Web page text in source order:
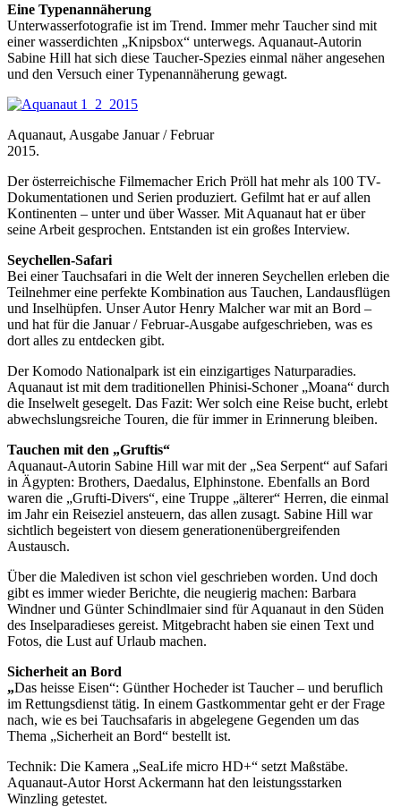
Eine Typenannäherung
Unterwasserfotografie ist im Trend. Immer mehr Taucher sind mit
einer wasserdichten „Knipsbox“ unterwegs. Aquanaut-Autorin
Sabine Hill hat sich diese Taucher-Spezies einmal näher angesehen
und den Versuch einer Typenannäherung gewagt.
Aquanaut, Ausgabe Januar / Februar
2015.
Der österreichische Filmemacher Erich Pröll hat mehr als 100 TV-
Dokumentationen und Serien produziert. Gefilmt hat er auf allen
Kontinenten – unter und über Wasser. Mit Aquanaut hat er über
seine Arbeit gesprochen. Entstanden ist ein großes Interview.
Seychellen-Safari
Bei einer Tauchsafari in die Welt der inneren Seychellen erleben die
Teilnehmer eine perfekte Kombination aus Tauchen, Landausflügen
und Inselhüpfen. Unser Autor Henry Malcher war mit an Bord –
und hat für die Januar / Februar-Ausgabe aufgeschrieben, was es
dort alles zu entdecken gibt.
Der Komodo Nationalpark ist ein einzigartiges Naturparadies.
Aquanaut ist mit dem traditionellen Phinisi-Schoner „Moana“ durch
die Inselwelt gesegelt. Das Fazit: Wer solch eine Reise bucht, erlebt
abwechslungsreiche Touren, die für immer in Erinnerung bleiben.
Tauchen mit den „Gruftis“
Aquanaut-Autorin Sabine Hill war mit der „Sea Serpent“ auf Safari
in Ägypten: Brothers, Daedalus, Elphinstone. Ebenfalls an Bord
waren die „Grufti-Divers“, eine Truppe „älterer“ Herren, die einmal
im Jahr ein Reiseziel ansteuern, das allen zusagt. Sabine Hill war
sichtlich begeistert von diesem generationenübergreifenden
Austausch.
Über die Malediven ist schon viel geschrieben worden. Und doch
gibt es immer wieder Berichte, die neugierig machen: Barbara
Windner und Günter Schindlmaier sind für Aquanaut in den Süden
des Inselparadieses gereist. Mitgebracht haben sie einen Text und
Fotos, die Lust auf Urlaub machen.
Sicherheit an Bord
„Das heisse Eisen“: Günther Hocheder ist Taucher – und beruflich
im Rettungsdienst tätig. In einem Gastkommentar geht er der Frage
nach, wie es bei Tauchsafaris in abgelegene Gegenden um das
Thema „Sicherheit an Bord“ bestellt ist.
Technik: Die Kamera „SeaLife micro HD+“ setzt Maßstäbe.
Aquanaut-Autor Horst Ackermann hat den leistungsstarken
Winzling getestet.